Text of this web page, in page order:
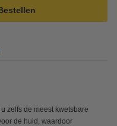
zelfs de meest kwetsbare
de huid, waardoor